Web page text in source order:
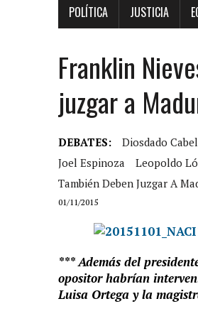
POLÍTICA JUSTICIA
Franklin
juzgar a
DEBATES: Diosdado
Joel Espinoza
Leopoldo
También Deben Juzgar A
01/11/2015
*** Además del
opositor habrían
Luisa Ortega y la